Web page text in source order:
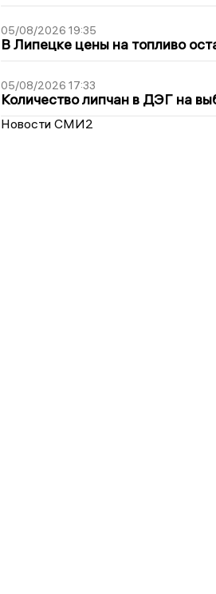
05/08/2026 19:35
В Липецке цены на топливо
05/08/2026 17:33
Количество липчан в ДЭГ на
Новости СМИ2